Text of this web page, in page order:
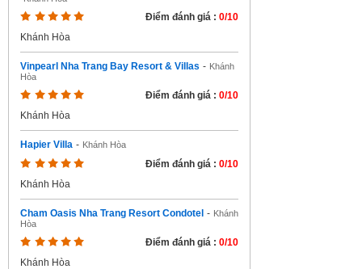
Điểm đánh giá : 0/10
Khánh Hòa
Vinpearl Nha Trang Bay Resort & Villas - Khánh
Hòa
Điểm đánh giá : 0/10
Khánh Hòa
Hapier Villa - Khánh Hòa
Điểm đánh giá : 0/10
Khánh Hòa
Cham Oasis Nha Trang Resort Condotel - Khánh
Hòa
Điểm đánh giá : 0/10
Khánh Hòa